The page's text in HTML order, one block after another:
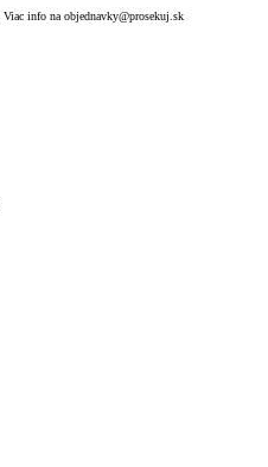
info na objednavky@prosekuj.sk